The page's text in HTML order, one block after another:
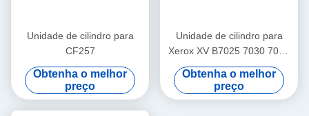
Unidade de cilindro para
CF257
Obtenha o melhor
preço
Unidade de cilindro para
Xerox XV B7025 7030 7020
V3065 V3060
Obtenha o melhor
preço